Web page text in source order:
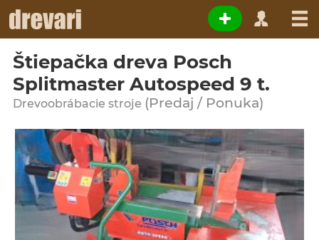
Štiepačka dreva Posch
Splitmaster Autospeed 9 t.
Drevoobrábacie stroje (Predaj / Ponuka)